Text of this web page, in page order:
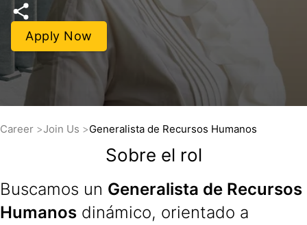
Apply Now
Career Join Us Generalista de Recursos Humanos
Sobre el rol
Buscamos un Generalista de Recursos
Humanos dinámico, orientado a